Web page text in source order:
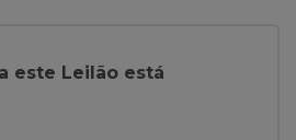
este Leilão está